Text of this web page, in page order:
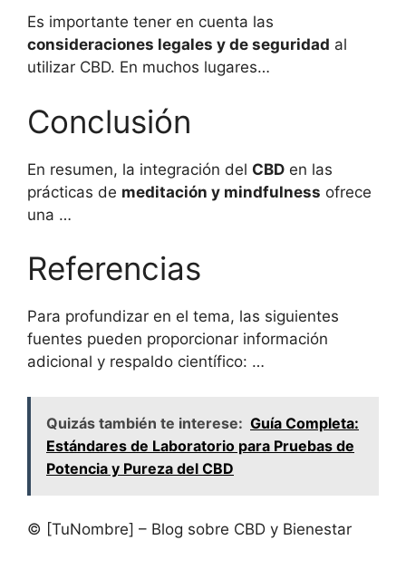
Es importante tener en cuenta las
consideraciones legales y de seguridad al
utilizar CBD. En muchos lugares…
Conclusión
En resumen, la integración del CBD en las
prácticas de meditación y mindfulness ofrece
una …
Referencias
Para profundizar en el tema, las siguientes
fuentes pueden proporcionar información
adicional y respaldo científico: …
Quizás también te interese: Guía Completa:
Estándares de Laboratorio para Pruebas de
Potencia y Pureza del CBD
© [TuNombre] – Blog sobre CBD y Bienestar